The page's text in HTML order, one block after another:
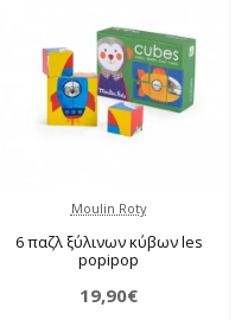
Moulin Roty
6 παζλ ξύλινων κύβων les
popipop
19,90€